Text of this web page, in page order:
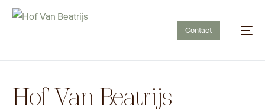
Contact
Hof Van Beatrijs